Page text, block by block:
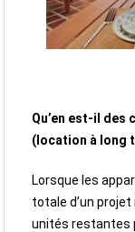
Qu’en est-il des
(location à long
Lorsque les
totale d’un
unités restantes